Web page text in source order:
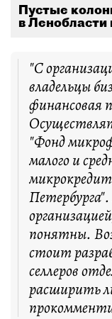
Пустые
в
"С
владельцы
финансовая
"Фонд
малого и
понятны.
стоит
селлеров
расширить